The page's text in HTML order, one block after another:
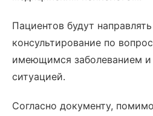
Пациентов будут
консультирование по
имеющимся заболеванием и
ситуацией.
Согласно документу,